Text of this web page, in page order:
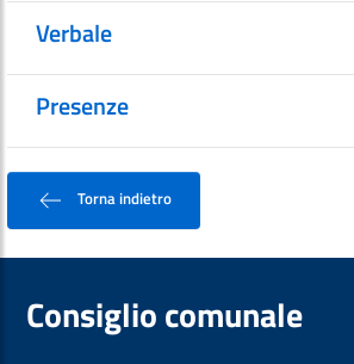
Verbale
Presenze
Torna indietro
Consiglio comunale